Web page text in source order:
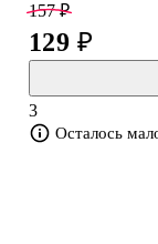
считая клеточки.
раскрасить либо
подскажет
получившийся
получить забавную
157 ₽
129 ₽
3
Осталось